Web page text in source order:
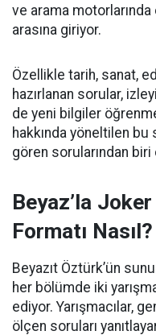
ve arama
arasına giriyor.
Özellikle tarih, sanat,
hazırlanan sorular,
de yeni bilgiler
hakkında yöneltilen
gören sorularından biri
Beyaz’la Joker
Formatı Nasıl?
Beyazıt Öztürk’ün
her bölümde iki
ediyor. Yarışmacılar,
ölçen soruları